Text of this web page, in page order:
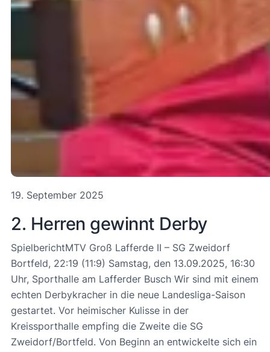
19. September 2025
2. Herren gewinnt Derby
SpielberichtMTV Groß Lafferde II – SG Zweidorf
Bortfeld, 22:19 (11:9) Samstag, den 13.09.2025, 16:30
Uhr, Sporthalle am Lafferder Busch Wir sind mit einem
echten Derbykracher in die neue Landesliga-Saison
gestartet. Vor heimischer Kulisse in der
Kreissporthalle empfing die Zweite die SG
Zweidorf/Bortfeld. Von Beginn an entwickelte sich ein